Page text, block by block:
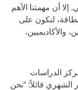
أن مهمتنا الأهم
لنكون على
والأكاديميين،
الدراسات
الشهري قائلاً: “نحن